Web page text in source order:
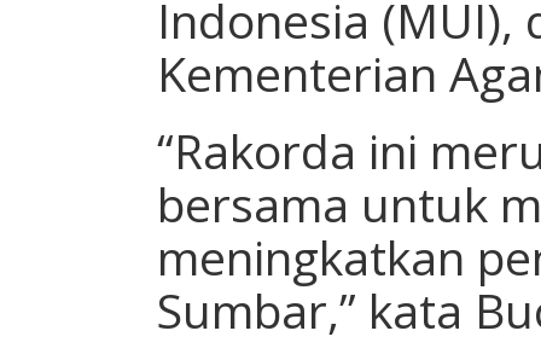
Indonesia (MUI),
Kementerian
“Rakorda ini
bersama untuk
meningkatkan
Sumbar,” kata